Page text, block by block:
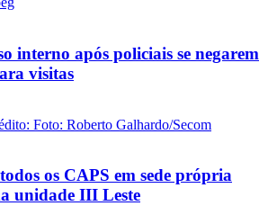
interno após policiais se negarem
visitas
os CAPS em sede própria
unidade III Leste